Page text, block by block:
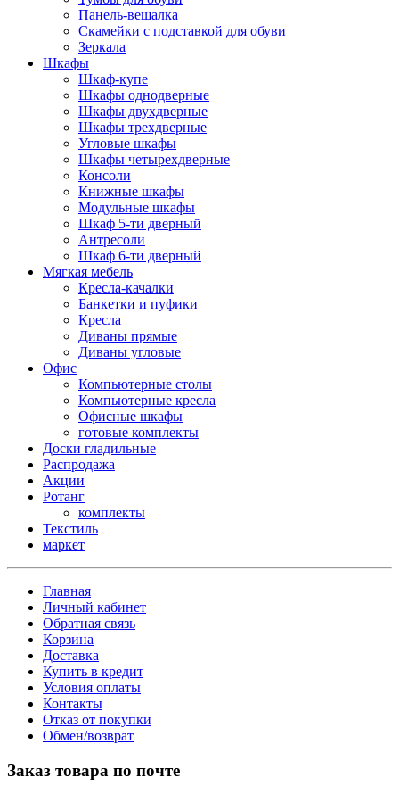
Панель-вешалка
Скамейки с подставкой для обуви
Зеркала
Шкафы
Шкаф-купе
Шкафы однодверные
Шкафы двухдверные
Шкафы трехдверные
Угловые шкафы
Шкафы четырехдверные
Консоли
Книжные шкафы
Модульные шкафы
Шкаф 5-ти дверный
Антресоли
Шкаф 6-ти дверный
Мягкая мебель
Кресла-качалки
Банкетки и пуфики
Кресла
Диваны прямые
Диваны угловые
Офис
Компьютерные столы
Компьютерные кресла
Офисные шкафы
готовые комплекты
Доски гладильные
Распродажа
Акции
Ротанг
комплекты
Текстиль
маркет
Главная
Личный кабинет
Обратная связь
Корзина
Доставка
Купить в кредит
Условия оплаты
Контакты
Отказ от покупки
Обмен/возврат
Заказ товара по почте